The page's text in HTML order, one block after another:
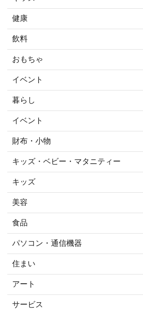
健康
飲料
おもちゃ
イベント
暮らし
イベント
財布・小物
キッズ・ベビー・マタニティー
キッズ
美容
食品
パソコン・通信機器
住まい
アート
サービス